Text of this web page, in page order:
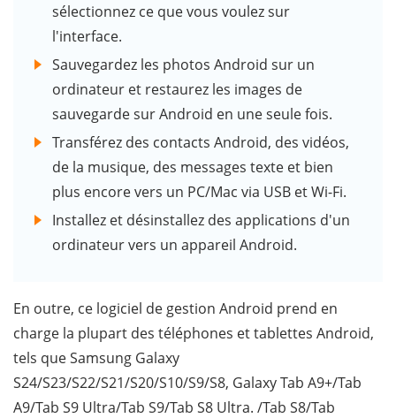
sélectionnez ce que vous voulez sur
l'interface.
Sauvegardez les photos Android sur un
ordinateur et restaurez les images de
sauvegarde sur Android en une seule fois.
Transférez des contacts Android, des vidéos,
de la musique, des messages texte et bien
plus encore vers un PC/Mac via USB et Wi-Fi.
Installez et désinstallez des applications d'un
ordinateur vers un appareil Android.
En outre, ce logiciel de gestion Android prend en
charge la plupart des téléphones et tablettes Android,
tels que Samsung Galaxy
S24/S23/S22/S21/S20/S10/S9/S8, Galaxy Tab A9+/Tab
A9/Tab S9 Ultra/Tab S9/Tab S8 Ultra. /Tab S8/Tab